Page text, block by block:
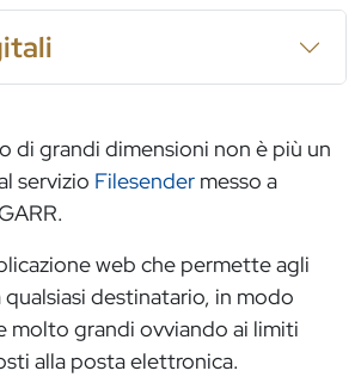
di grandi dimensioni non è più un
servizio Filesender messo a
web che permette agli
destinatario, in modo
molto grandi ovviando ai limiti
alla posta elettronica.